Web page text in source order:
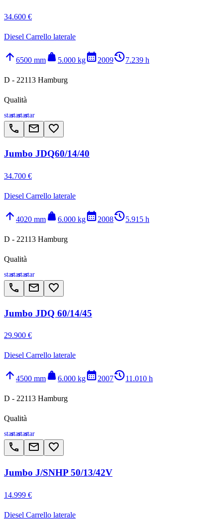
34.600 €
Diesel Carrello laterale
arrow_upward 6500 mm weight 5.000 kgcalendar_month2009history_27.239 h
D - 22113 Hamburg
Qualità
starstarstarstar
call email favorite_border
Jumbo JDQ60/14/40
34.700 €
Diesel Carrello laterale
arrow_upward 4020 mm weight 6.000 kgcalendar_month2008history_25.915 h
D - 22113 Hamburg
Qualità
starstarstarstar
call email favorite_border
Jumbo JDQ 60/14/45
29.900 €
Diesel Carrello laterale
arrow_upward 4500 mm weight 6.000 kgcalendar_month2007history_211.010 h
D - 22113 Hamburg
Qualità
starstarstarstar
call email favorite_border
Jumbo J/SNHP 50/13/42V
14.999 €
Diesel Carrello laterale